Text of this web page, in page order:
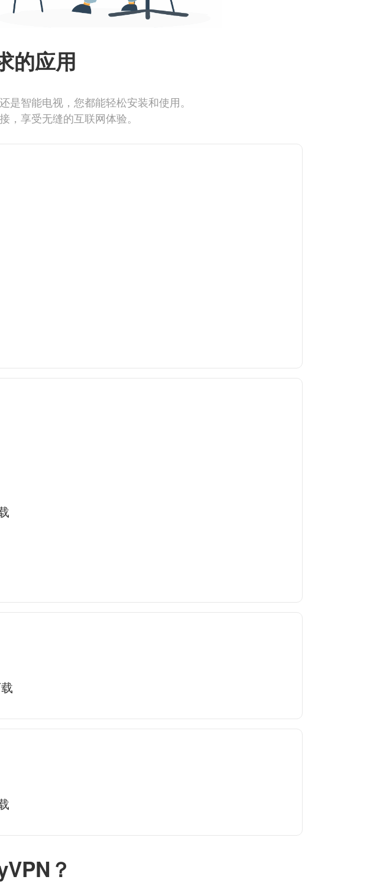
？
的应用
智能电视，您都能轻松安装和使用。
享受无缝的互联网体验。